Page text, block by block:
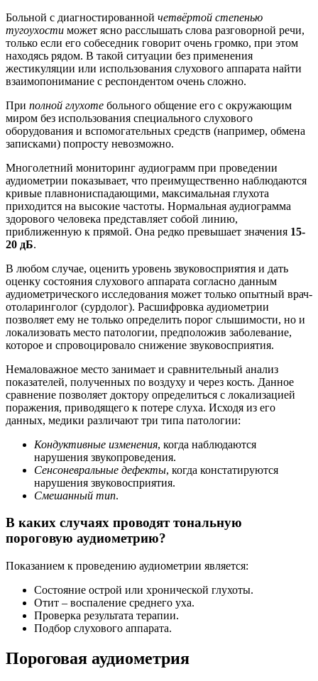
Больной с диагностированной четвёртой степенью
тугоухости может ясно расслышать слова разговорной речи,
только если его собеседник говорит очень громко, при этом
находясь рядом. В такой ситуации без применения
жестикуляции или использования слухового аппарата найти
взаимопонимание с респондентом очень сложно.
При полной глухоте больного общение его с окружающим
миром без использования специального слухового
оборудования и вспомогательных средств (например, обмена
записками) попросту невозможно.
Многолетний мониторинг аудиограмм при проведении
аудиометрии показывает, что преимущественно наблюдаются
кривые плавнониспадающими, максимальная глухота
приходится на высокие частоты. Нормальная аудиограмма
здорового человека представляет собой линию,
приближенную к прямой. Она редко превышает значения 15-
20 дБ.
В любом случае, оценить уровень звуковосприятия и дать
оценку состояния слухового аппарата согласно данным
аудиометрического исследования может только опытный врач-
отоларинголог (сурдолог). Расшифровка аудиометрии
позволяет ему не только определить порог слышимости, но и
локализовать место патологии, предположив заболевание,
которое и спровоцировало снижение звуковосприятия.
Немаловажное место занимает и сравнительный анализ
показателей, полученных по воздуху и через кость. Данное
сравнение позволяет доктору определиться с локализацией
поражения, приводящего к потере слуха. Исходя из его
данных, медики различают три типа патологии:
Кондуктивные изменения, когда наблюдаются
нарушения звукопроведения.
Сенсоневральные дефекты, когда констатируются
нарушения звуковосприятия.
Смешанный тип.
В каких случаях проводят тональную
пороговую аудиометрию?
Показанием к проведению аудиометрии является:
Состояние острой или хронической глухоты.
Отит – воспаление среднего уха.
Проверка результата терапии.
Подбор слухового аппарата.
Пороговая аудиометрия